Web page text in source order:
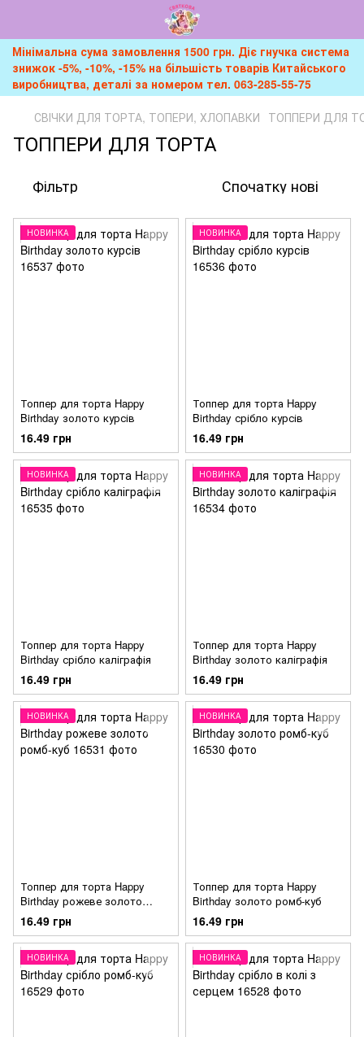
Мінімальна сума замовлення 1500 грн. Діє гнучка система
знижок -5%, -10%, -15% на більшість товарів Китайського
виробництва, деталі за номером тел. 063-285-55-75
СВІЧКИ ДЛЯ ТОРТА, ТОПЕРИ, ХЛОПАВКИ ТОППЕРИ ДЛЯ
ТОППЕРИ ДЛЯ ТОРТА
Фільтр Спочатку нові
НОВИНКА
Топпер для торта Happy
Birthday золото курсів
16.49 грн
НОВИНКА
Топпер для торта Happy
Birthday срібло курсів
16.49 грн
НОВИНКА
Топпер для торта Happy
Birthday срібло каліграфія
16.49 грн
НОВИНКА
Топпер для торта Happy
Birthday золото каліграфія
16.49 грн
НОВИНКА
Топпер для торта Happy
Birthday рожеве золото
ромб-куб
16.49 грн
НОВИНКА
Топпер для торта Happy
Birthday золото ромб-куб
16.49 грн
НОВИНКА НОВИНКА